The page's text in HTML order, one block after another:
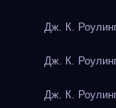
Дж. К.
Дж. К.
Дж. К.